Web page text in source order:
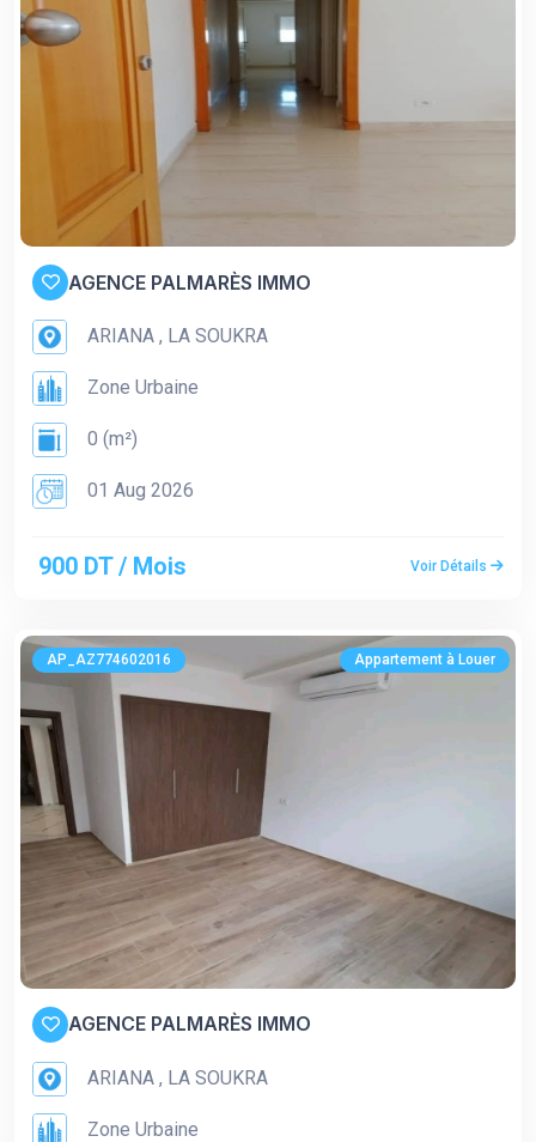
AGENCE PALMARÈS IMMO
ARIANA , LA SOUKRA
Zone Urbaine
0 (m²)
01 Aug 2026
900 DT / Mois Voir Détails
AP_AZ774602016 Appartement à Louer
AGENCE PALMARÈS IMMO
ARIANA , LA SOUKRA
Zone Urbaine